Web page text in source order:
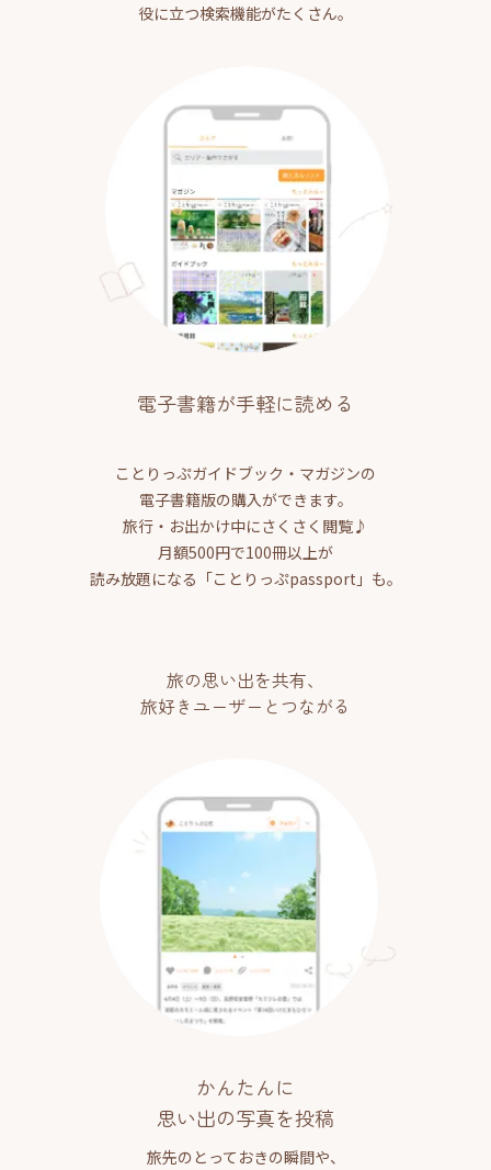
役に立つ検索機能がたくさん。
電子書籍が手軽に読める
ことりっぷガイドブック・マガジンの
電子書籍版の購入ができます。
旅行・お出かけ中にさくさく閲覧♪
月額500円で100冊以上が
読み放題になる「ことりっぷpassport」も。
旅の思い出を共有、
旅好きユーザーとつながる
かんたんに
思い出の写真を投稿
旅先のとっておきの瞬間や、